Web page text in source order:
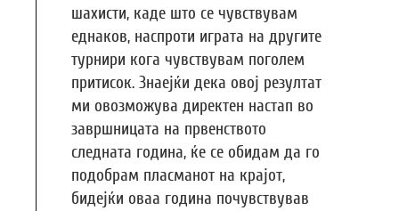
шахисти, каде што се чувствувам
еднаков, наспроти играта на другите
турнири кога чувствувам поголем
притисок. Знаејќи дека овој резултат
ми овозможува директен настап во
завршницата на првенството
следната година, ќе се обидам да го
подобрам пласманот на крајот,
бидејќи оваа година почувствував